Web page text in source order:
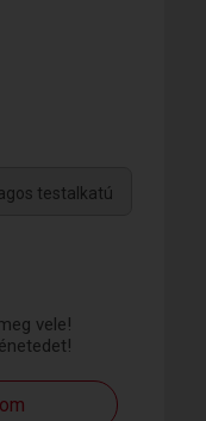
vele!
testalkatú